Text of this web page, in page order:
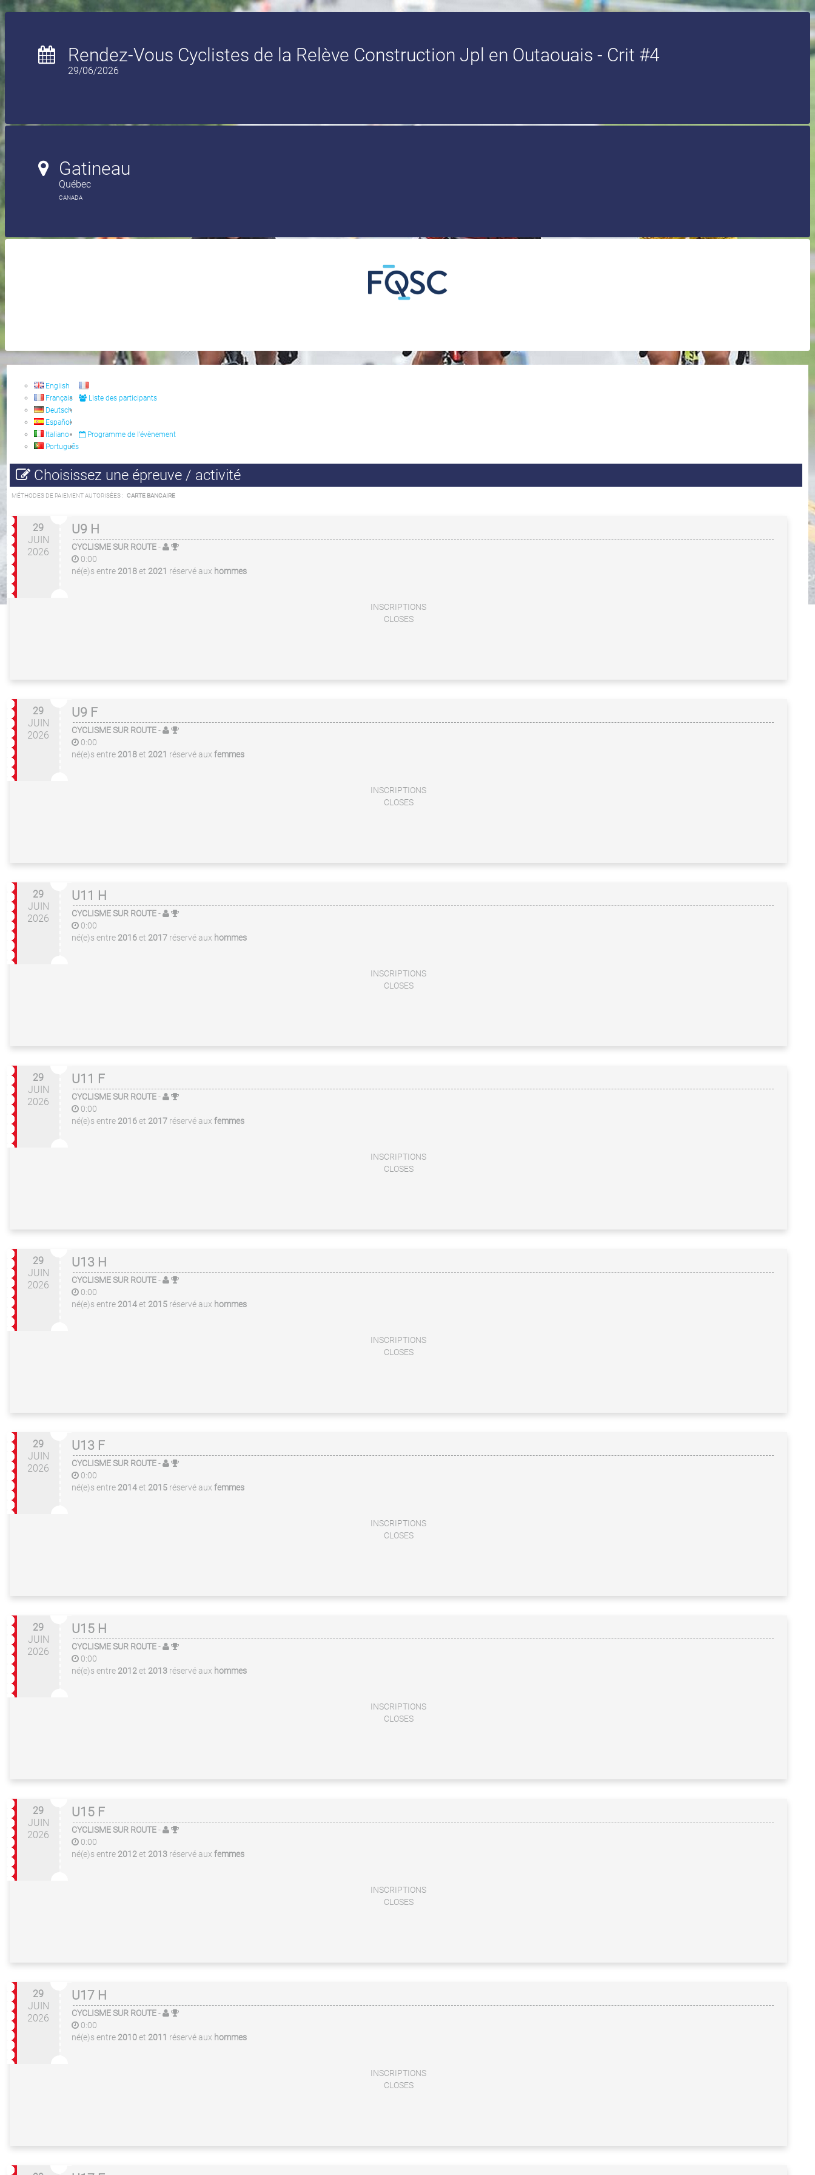
Rendez-Vous Cyclistes de la Relève Construction Jpl en Outaouais - Crit #4
29/06/2026
Gatineau
Québec
CANADA
English
Français
Deutsch
Español
Italiano
Português
Liste des participants
Programme de l'évènement
Choisissez une épreuve / activité
MÉTHODES DE PAIEMENT AUTORISÉES : CARTE BANCAIRE
29
JUIN
2026
U9 H
CYCLISME SUR ROUTE-
0:00
né(e)s entre 2018et 2021 réservé aux hommes
INSCRIPTIONS
CLOSES
29
JUIN
2026
U9 F
CYCLISME SUR ROUTE-
0:00
né(e)s entre 2018et 2021 réservé aux femmes
INSCRIPTIONS
CLOSES
29
JUIN
2026
U11 H
CYCLISME SUR ROUTE-
0:00
né(e)s entre 2016et 2017 réservé aux hommes
INSCRIPTIONS
CLOSES
29
JUIN
2026
U11 F
CYCLISME SUR ROUTE-
0:00
né(e)s entre 2016et 2017 réservé aux femmes
INSCRIPTIONS
CLOSES
29
JUIN
2026
U13 H
CYCLISME SUR ROUTE-
0:00
né(e)s entre 2014et 2015 réservé aux hommes
INSCRIPTIONS
CLOSES
29
JUIN
2026
U13 F
CYCLISME SUR ROUTE-
0:00
né(e)s entre 2014et 2015 réservé aux femmes
INSCRIPTIONS
CLOSES
29
JUIN
2026
U15 H
CYCLISME SUR ROUTE-
0:00
né(e)s entre 2012et 2013 réservé aux hommes
INSCRIPTIONS
CLOSES
29
JUIN
2026
U15 F
CYCLISME SUR ROUTE-
0:00
né(e)s entre 2012et 2013 réservé aux femmes
INSCRIPTIONS
CLOSES
29
JUIN
2026
U17 H
CYCLISME SUR ROUTE-
0:00
né(e)s entre 2010et 2011 réservé aux hommes
INSCRIPTIONS
CLOSES